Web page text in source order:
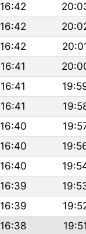
16:42
16:42
16:42
16:41
16:41
16:41
16:40
16:40
16:40
16:39
16:39
16:38 19:51